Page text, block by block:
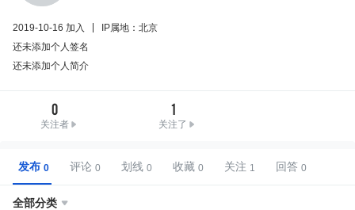
2019-10-16 加入
IP属地：北京
还未添加个人签名
还未添加个人简介
0
关注者
1
关注了
发布 评论 划线 收藏 关注 回答
全部分类 